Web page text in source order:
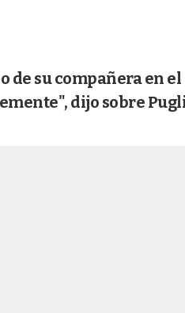
su compañera en
dijo sobre